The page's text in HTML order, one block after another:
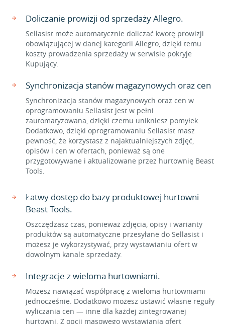
Doliczanie prowizji od sprzedaży Allegro.
Sellasist może automatycznie doliczać kwotę prowizji
obowiązującej w danej kategorii Allegro, dzięki temu
koszty prowadzenia sprzedaży w serwisie pokryje
Kupujący.
Synchronizacja stanów magazynowych oraz cen
Synchronizacja stanów magazynowych oraz cen w
oprogramowaniu Sellasist jest w pełni
zautomatyzowana, dzięki czemu unikniesz pomyłek.
Dodatkowo, dzięki oprogramowaniu Sellasist masz
pewność, że korzystasz z najaktualniejszych zdjęć,
opisów i cen w ofertach, ponieważ są one
przygotowywane i aktualizowane przez hurtownię Beast
Tools.
Łatwy dostęp do bazy produktowej hurtowni
Beast Tools.
Oszczędzasz czas, ponieważ zdjęcia, opisy i warianty
produktów są automatyczne przesyłane do Sellasist i
możesz je wykorzystywać, przy wystawianiu ofert w
dowolnym kanale sprzedaży.
Integracje z wieloma hurtowniami.
Możesz nawiązać współpracę z wieloma hurtowniami
jednocześnie. Dodatkowo możesz ustawić własne reguły
wyliczania cen — inne dla każdej zintegrowanej
hurtowni. Z opcji masowego wystawiania ofert